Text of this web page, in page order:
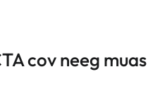
cov neeg muas